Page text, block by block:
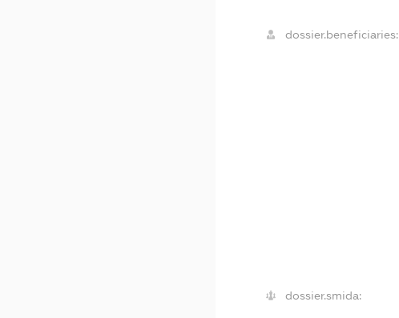
dossier.beneficiaries:
dossier.smida: